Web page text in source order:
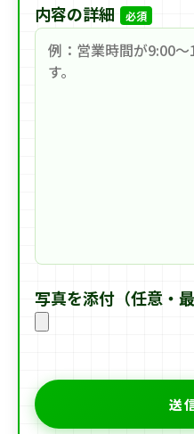
内容の詳細 必須
写真を添付（任意・